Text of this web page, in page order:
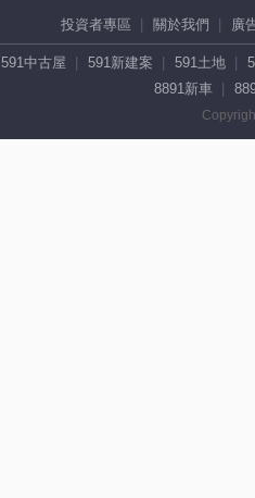
投資者專區 關於我們 廣
591中古屋 591新建案 591土地
8891新車